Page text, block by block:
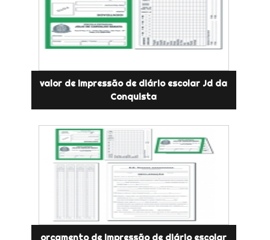
valor de impressão de diário escolar Jd da
Conquista
orçamento de impressão de diário escolar